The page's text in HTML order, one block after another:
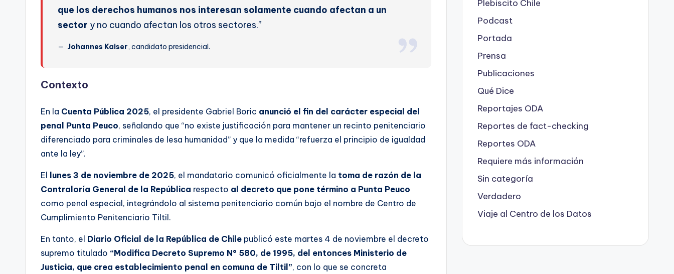
que los derechos humanos nos interesan solamente cuando afectan a un
sector y no cuando afectan los otros sectores.”
Johannes Kaiser, candidato presidencial.
Contexto
En la Cuenta Pública 2025, el presidente Gabriel Boric anunció el fin del carácter especial del
penal Punta Peuco, señalando que “no existe justificación para mantener un recinto penitenciario
diferenciado para criminales de lesa humanidad” y que la medida “refuerza el principio de igualdad
ante la ley”.
El lunes 3 de noviembre de 2025, el mandatario comunicó oficialmente la toma de razón de la
Contraloría General de la República respecto al decreto que pone término a Punta Peuco
como penal especial, integrándolo al sistema penitenciario común bajo el nombre de Centro de
Cumplimiento Penitenciario Tiltil.
En tanto, el Diario Oficial de la República de Chile publicó este martes 4 de noviembre el decreto
supremo titulado “Modifica Decreto Supremo N° 580, de 1995, del entonces Ministerio de
Justicia, que crea establecimiento penal en comuna de Tiltil”, con lo que se concreta
Plebiscito Chile
Podcast
Portada
Prensa
Publicaciones
Qué Dice
Reportajes ODA
Reportes de fact-checking
Reportes ODA
Requiere más información
Sin categoría
Verdadero
Viaje al Centro de los Datos